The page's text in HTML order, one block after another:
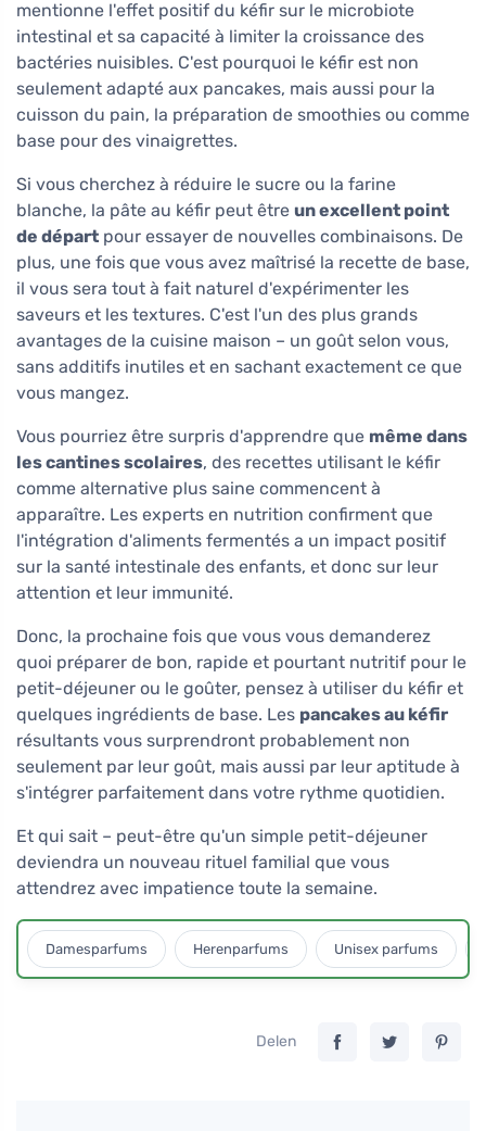
mentionne l'effet positif du kéfir sur le microbiote
intestinal et sa capacité à limiter la croissance des
bactéries nuisibles. C'est pourquoi le kéfir est non
seulement adapté aux pancakes, mais aussi pour la
cuisson du pain, la préparation de smoothies ou comme
base pour des vinaigrettes.
Si vous cherchez à réduire le sucre ou la farine
blanche, la pâte au kéfir peut être un excellent point
de départ pour essayer de nouvelles combinaisons. De
plus, une fois que vous avez maîtrisé la recette de base,
il vous sera tout à fait naturel d'expérimenter les
saveurs et les textures. C'est l'un des plus grands
avantages de la cuisine maison – un goût selon vous,
sans additifs inutiles et en sachant exactement ce que
vous mangez.
Vous pourriez être surpris d'apprendre que même dans
les cantines scolaires, des recettes utilisant le kéfir
comme alternative plus saine commencent à
apparaître. Les experts en nutrition confirment que
l'intégration d'aliments fermentés a un impact positif
sur la santé intestinale des enfants, et donc sur leur
attention et leur immunité.
Donc, la prochaine fois que vous vous demanderez
quoi préparer de bon, rapide et pourtant nutritif pour le
petit-déjeuner ou le goûter, pensez à utiliser du kéfir et
quelques ingrédients de base. Les pancakes au kéfir
résultants vous surprendront probablement non
seulement par leur goût, mais aussi par leur aptitude à
s'intégrer parfaitement dans votre rythme quotidien.
Et qui sait – peut-être qu'un simple petit-déjeuner
deviendra un nouveau rituel familial que vous
attendrez avec impatience toute la semaine.
Damesparfums Herenparfums Unisex parfums
Delen